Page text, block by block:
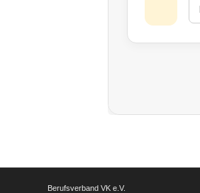
Berufsverband VK e.V.